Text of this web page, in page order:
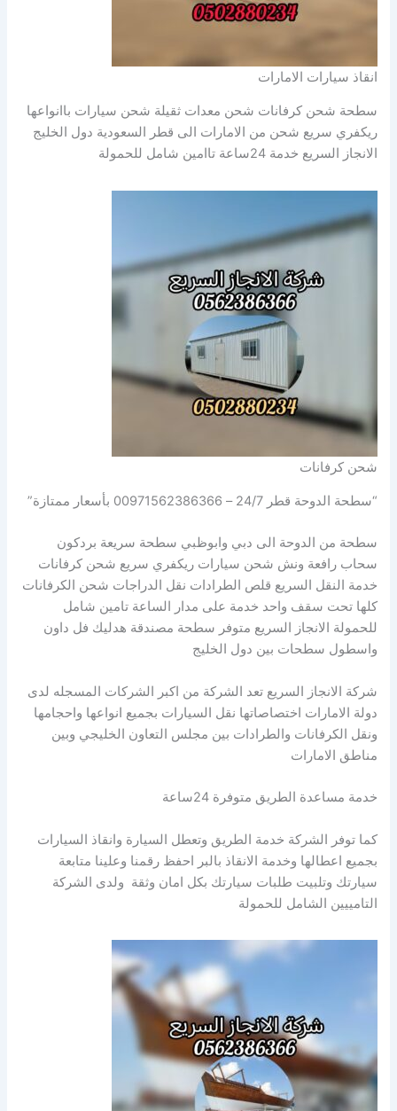
انقاذ سيارات الامارات
سطحة شحن كرفانات شحن معدات ثقيلة شحن سيارات باانواعها
ريكفري سريع شحن من الامارات الى قطر السعودية دول الخليج
الانجاز السريع خدمة 24ساعة تاامين شامل للحمولة
شحن كرفانات
“سطحة الدوحة قطر 24/7 – 00971562386366 بأسعار ممتازة”
سطحة من الدوحة الى دبي وابوظبي سطحة سريعة بردكون
سحاب رافعة ونش شحن سيارات ريكفري سريع شحن كرفانات
خدمة النقل السريع قلص الطرادات نقل الدراجات شحن الكرفانات
كلها تحت سقف واحد خدمة على مدار الساعة تامين شامل
للحمولة الانجاز السريع متوفر سطحة مصندقة هدليك فل داون
واسطول سطحات بين دول الخليج
شركة الانجاز السريع تعد الشركة من اكبر الشركات المسجله لدى
دولة الامارات اختصاصاتها نقل السيارات بجميع انواعها واحجامها
ونقل الكرفانات والطرادات بين مجلس التعاون الخليجي وبين
مناطق الامارات
خدمة مساعدة الطريق متوفرة 24ساعة
كما توفر الشركة خدمة الطريق وتعطل السيارة وانقاذ السيارات
بجميع اعطالها وخدمة الانقاذ بالبر احفظ رقمنا وعلينا متابعة
سيارتك وتلبيت طلبات سيارتك بكل امان وثقة ولدى الشركة
التامييين الشامل للحمولة